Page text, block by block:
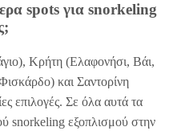
spots για snorkeling
Κρήτη (Ελαφονήσι, Βάι,
και Σαντορίνη
επιλογές. Σε όλα αυτά τα
snorkeling εξοπλισμού στην